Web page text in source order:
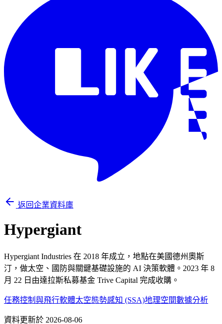
返回企業資料庫
Hypergiant
Hypergiant Industries 在 2018 年成立，地點在美國德州奧斯
汀，做太空、國防與關鍵基礎設施的 AI 決策軟體。2023 年 8
月 22 日由達拉斯私募基金 Trive Capital 完成收購。
任務控制與飛行軟體太空態勢感知 (SSA)地理空間數據分析
資料更新於 2026-08-06